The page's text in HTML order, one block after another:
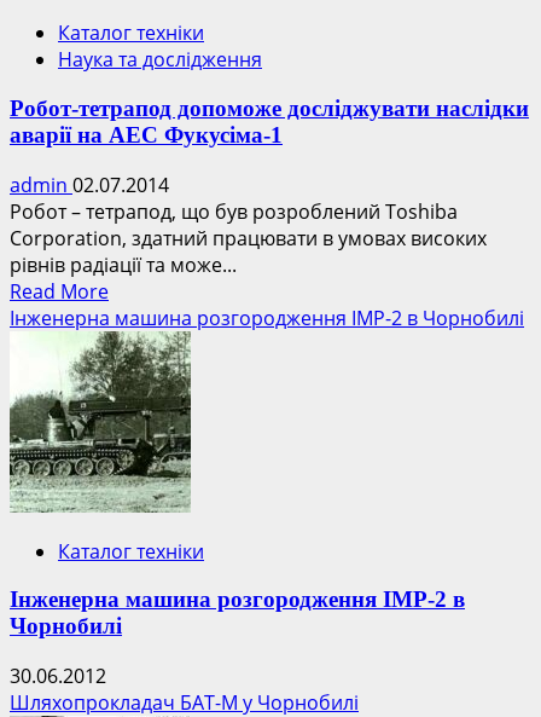
Каталог техніки
Наука та дослідження
Робот-тетрапод допоможе досліджувати наслідки
аварії на АЕС Фукусіма-1
admin 02.07.2014
Робот – тетрапод, що був розроблений Toshiba
Corporation, здатний працювати в умовах високих
рівнів радіації та може...
Read MoreRead
more
about
Робот-
тетрапод
допоможе
досліджувати
наслідки
аварії
АЕС
Інженерна машина розгородження ІМР-2 в Чорнобилі
Каталог техніки
Інженерна машина розгородження ІМР-2 в
Чорнобилі
30.06.2012
Шляхопрокладач БАТ-М у Чорнобилі